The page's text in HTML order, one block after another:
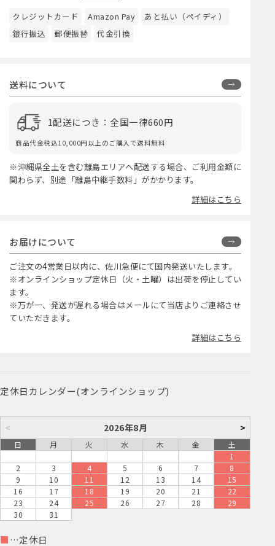
クレジットカード Amazon Pay
あと払い（ペイディ）
銀行振込
郵便振替 代金引換
送料について
1配送につき：全国一律660円
商品代金税込10,000円以上のご購入で送料無料
※沖縄県全土を含む離島エリアへ配送する場合、ご利用金額に
関わらず、別途「離島中継手数料」がかかります。
詳細はこちら
お届けについて
ご注文の4営業日以内に、佐川急便にて国内発送いたします。
※オンラインショップ定休日（火・土曜）は出荷を停止してい
ます。
※万が一、発送が遅れる場合はメールにて当店よりご連絡させ
ていただきます。
詳細はこちら
定休日カレンダー(オンラインショップ)
< 2026年8月 >
日 月 火 水 木 金
土
1
2
3 4 5 6 7
8
9
10 11 12 13 14
15
16
17 18 19 20 21
22
23
24 25 26 27 28
29
30
31
■ …定休日